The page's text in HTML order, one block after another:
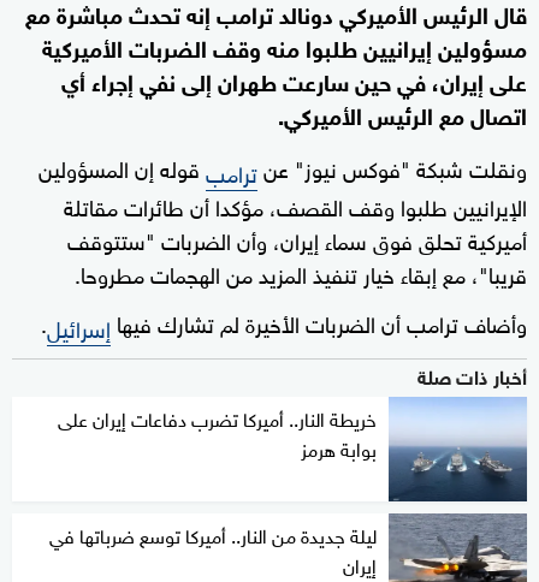
قال الرئيس الأميركي دونالد ترامب إنه تحدث مباشرة مع
مسؤولين إيرانيين طلبوا منه وقف الضربات الأميركية
على إيران، في حين سارعت طهران إلى نفي إجراء أي
اتصال مع الرئيس الأميركي.
ونقلت شبكة "فوكس نيوز" عنترامبقوله إن المسؤولين
الإيرانيين طلبوا وقف القصف، مؤكدا أن طائرات مقاتلة
أميركية تحلق فوق سماء إيران، وأن الضربات "ستتوقف
قريبا"، مع إبقاء خيار تنفيذ المزيد من الهجمات مطروحا.
وأضاف ترامب أن الضربات الأخيرة لم تشارك فيها إسرائيل.
أخبار ذات صلة
خريطة النار.. أميركا تضرب دفاعات إيران على
بوابة هرمز
ليلة جديدة من النار.. أميركا توسع ضرباتها في
إيران